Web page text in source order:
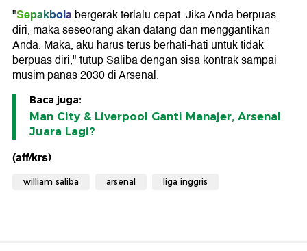
"Sepakbolabergerak terlalu cepat. Jika Anda berpuas
diri, maka seseorang akan datang dan menggantikan
Anda. Maka, aku harus terus berhati-hati untuk tidak
berpuas diri," tutup Saliba dengan sisa kontrak sampai
musim panas 2030 di Arsenal.
Baca juga:
Man City & Liverpool Ganti Manajer, Arsenal
Juara Lagi?
(aff/krs)
william saliba arsenal liga inggris